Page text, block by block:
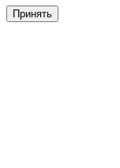
Принять